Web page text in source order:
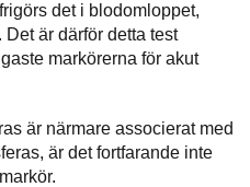
det i blodomloppet,
är därför detta test
markörerna för akut
är närmare associerat med
är det fortfarande inte